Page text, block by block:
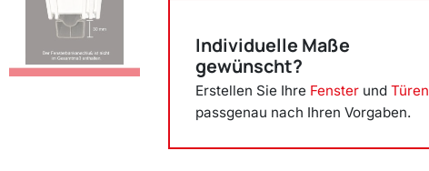
Individuelle Maße
gewünscht?
Erstellen Sie Ihre Fenster und Türen
passgenau nach Ihren Vorgaben.